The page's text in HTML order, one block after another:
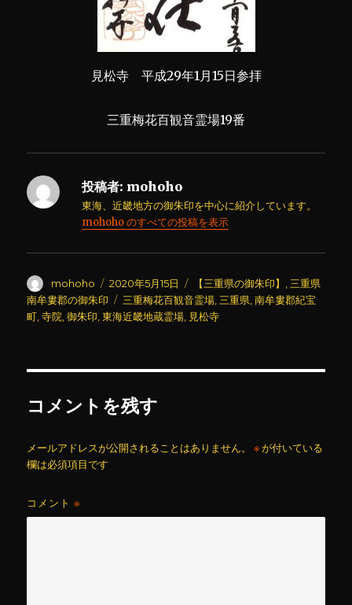
見松寺 平成29年1月15日参拝
三重梅花百観音霊場19番
投稿者: mohoho
東海、近畿地方の御朱印を中心に紹介しています。
mohoho のすべての投稿を表示
投
稿
者
mohoho
投
稿
日:
2020年5月15日
カ
テ
ゴ
【三重県の御朱印】
三重県
南牟婁郡の御朱印
タ
グ
三重梅花百観音霊場 三重県 ,南牟婁郡紀宝
町 ,寺院 ,御朱印 ,東海近畿地蔵霊場 見松寺
コメントを残す
メールアドレスが公開されることはありません。 ※が付いている
欄は必須項目です
コメント※